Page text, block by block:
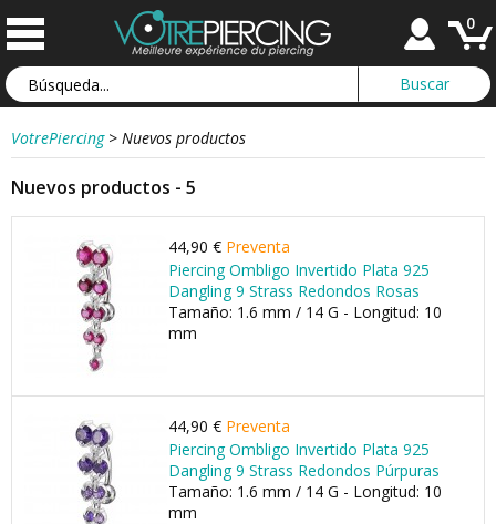
0
VotrePiercing > Nuevos productos
Nuevos productos - 5
44,90 € Preventa
Piercing Ombligo Invertido Plata 925
Dangling 9 Strass Redondos Rosas
Tamaño: 1.6 mm / 14 G - Longitud: 10
mm
44,90 € Preventa
Piercing Ombligo Invertido Plata 925
Dangling 9 Strass Redondos Púrpuras
Tamaño: 1.6 mm / 14 G - Longitud: 10
mm